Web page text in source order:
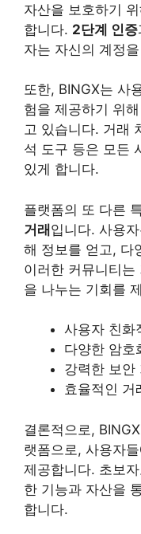
자산을 보호하기
합니다. 2단계 인증
자는 자신의 계정
또한, BINGX는 사
험을 제공하기 위
고 있습니다. 거래
석 도구 등은 모든
있게 합니다.
플랫폼의 또 다른
거래입니다. 사용
해 정보를 얻고, 다
이러한 커뮤니티는
을 나누는 기회를
사용자 친화
다양한 암호
강력한 보안
효율적인 거
결론적으로,
랫폼으로, 사용자
제공합니다. 초보
한 기능과 자산을
합니다.